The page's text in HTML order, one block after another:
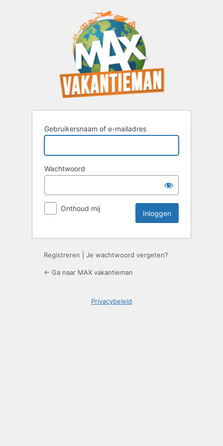
Gebruikersnaam of e-mailadres
Wachtwoord
Onthoud mij
Registreren Je wachtwoord vergeten?
← Ga naar MAX vakantieman
Privacybeleid